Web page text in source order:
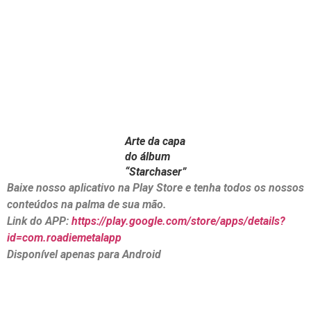
Arte da capa
do álbum
“Starchaser”
Baixe nosso aplicativo na Play Store e tenha todos os nossos
conteúdos na palma de sua mão.
Link do APP: https://play.google.com/store/apps/details?
id=com.roadiemetalapp
Disponível apenas para Android